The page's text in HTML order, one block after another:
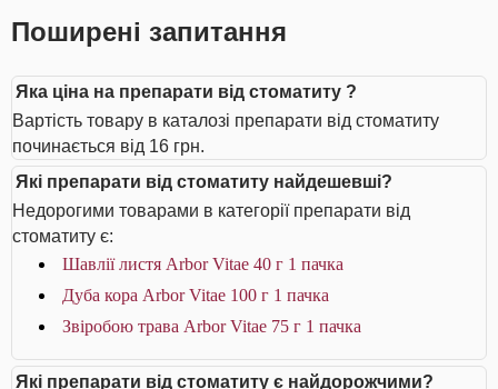
Поширені запитання
Яка ціна на препарати від стоматиту ?
Вартість товару в каталозі препарати від стоматиту
починається від 16 грн.
Які препарати від стоматиту найдешевші?
Недорогими товарами в категорії препарати від
стоматиту є:
Шавлії листя Arbor Vitae 40 г 1 пачка
Дуба кора Arbor Vitae 100 г 1 пачка
Звіробою трава Arbor Vitae 75 г 1 пачка
Які препарати від стоматиту є найдорожчими?